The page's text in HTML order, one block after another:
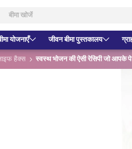
योजनाएँ जीवन बीमा पुस्तकालय
हैक्स स्वस्थ भोजन की ऐसी रेसिपी जो आपके